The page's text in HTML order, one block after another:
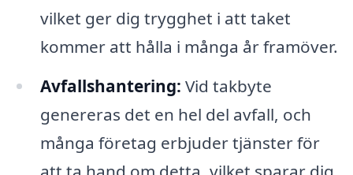
vilket ger dig trygghet i att taket
kommer att hålla i många år framöver.
Avfallshantering: Vid takbyte
genereras det en hel del avfall, och
många företag erbjuder tjänster för